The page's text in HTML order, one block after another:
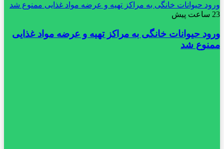
ورود حیوانات خانگی به مراکز تهیه و عرضه مواد غذایی ممنوع شد
23 ساعت پیش
ورود حیوانات خانگی به مراکز تهیه و عرضه مواد غذایی
ممنوع شد